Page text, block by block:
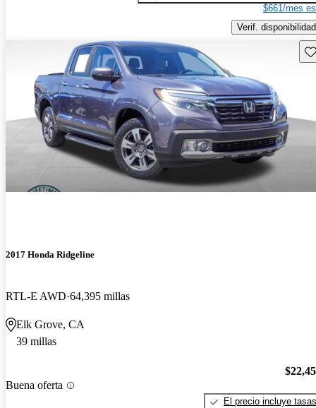
$661/mes
Verif. disponibilidad
2017 Honda Ridgeline
RTL-E AWD 64,395 millas
Elk Grove, CA
39 millas
Buena oferta
El precio incluye tasas